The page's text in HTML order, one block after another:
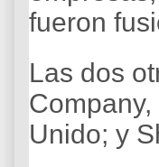
fueron
Las dos
Unido; y